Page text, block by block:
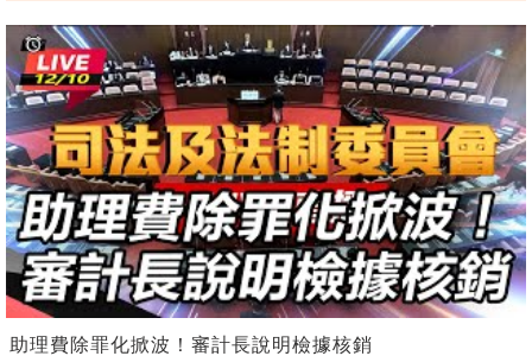
助理費除罪化掀波！審計長說明檢據核銷